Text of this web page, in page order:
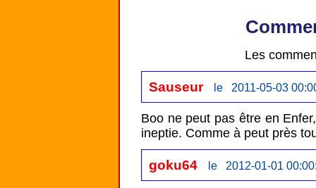
Les
Sauseur le 2011-05-03
Boo ne peut pas être en
ineptie. Comme à peut près
goku64 le 2012-01-01